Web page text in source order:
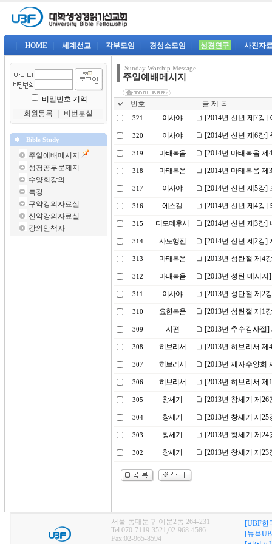
HOME 세계선교 각부모임 경성소모임 성경연구 사진자
비밀번호 기억
회원등록
비번분실
Bible Study
주일예배메시지
성경공부문제지
수양회강의
특강
구약강의자료실
신약강의자료실
강의안책자
Sunday Worship Message
주일예배메시지
번호 글 제 목
321 이사야 [2014년 신년 제7강]
320 이사야 [2014년 신년 제6강]
319 마태복음 [2014년 마태복음
318 마태복음 [2014년 마태복음
317 이사야 [2014년 신년 제5강]
316 에스겔 [2014년 신년 제4강]
315 디모데후서 [2014년 신년 제3강]
314 사도행전 [2014년 신년 제2강]
313 마태복음 [2013년 성탄절 제4
312 마태복음 [2013년 성탄 메시
311 이사야 [2013년 성탄절 제2
310 요한복음 [2013년 성탄절 제1
309 시편 [2013년 추수감사절
308 히브리서 [2013년 히브리서
307 히브리서 [2013년 제자수양회
306 히브리서 [2013년 히브리서
305 창세기 [2013년 창세기 제
304 창세기 [2013년 창세기 제
303 창세기 [2013년 창세기 제
302 창세기 [2013년 창세기 제
서울 동대문구 이문2동 264-231
Tel:070-7119-3521,02-968-4586
Fax:02-965-8594
[UBF한
[뉴욕